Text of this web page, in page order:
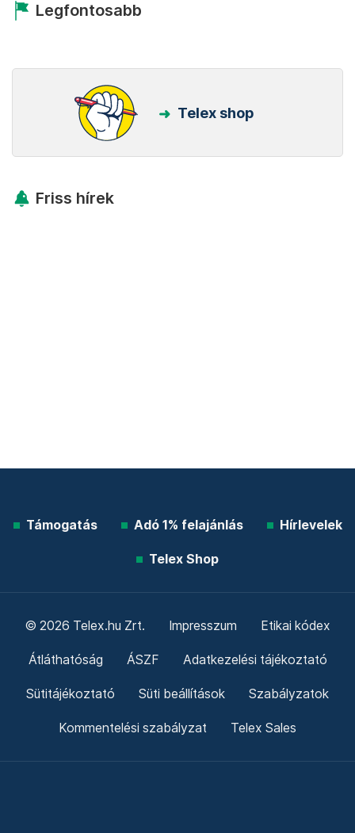
Legfontosabb
Telex shop
Friss hírek
Támogatás Adó 1% felajánlás Hírlevelek
Telex Shop
© 2026 Telex.hu Zrt. Impresszum Etikai kódex
Átláthatóság ÁSZF Adatkezelési tájékoztató
Sütitájékoztató Süti beállítások Szabályzatok
Kommentelési szabályzat Telex Sales